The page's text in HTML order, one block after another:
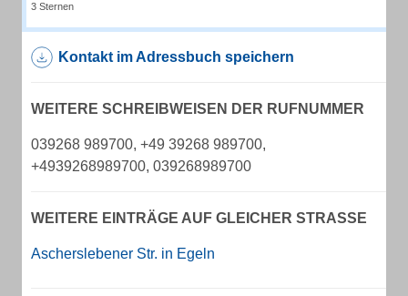
3 Sternen
Kontakt im Adressbuch speichern
WEITERE SCHREIBWEISEN DER RUFNUMMER
039268 989700, +49 39268 989700,
+4939268989700, 039268989700
WEITERE EINTRÄGE AUF GLEICHER STRASSE
Ascherslebener Str. in Egeln